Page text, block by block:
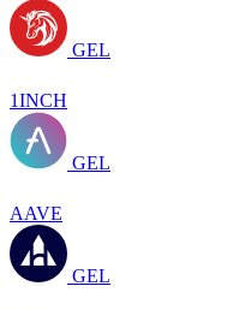
GEL
1INCH
GEL
AAVE
GEL